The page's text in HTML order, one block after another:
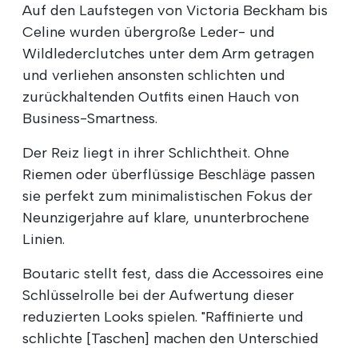
Auf den Laufstegen von Victoria Beckham bis
Celine wurden übergroße Leder- und
Wildlederclutches unter dem Arm getragen
und verliehen ansonsten schlichten und
zurückhaltenden Outfits einen Hauch von
Business-Smartness.
Der Reiz liegt in ihrer Schlichtheit. Ohne
Riemen oder überflüssige Beschläge passen
sie perfekt zum minimalistischen Fokus der
Neunzigerjahre auf klare, ununterbrochene
Linien.
Boutaric stellt fest, dass die Accessoires eine
Schlüsselrolle bei der Aufwertung dieser
reduzierten Looks spielen. "Raffinierte und
schlichte [Taschen] machen den Unterschied